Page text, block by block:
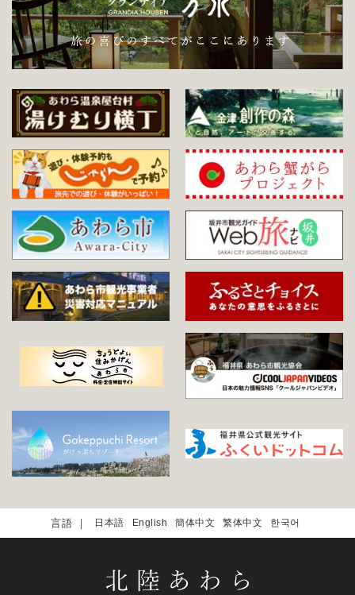
日本語 English 簡体中文 繁体中文 한국어